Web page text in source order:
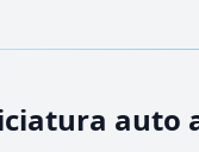
auto